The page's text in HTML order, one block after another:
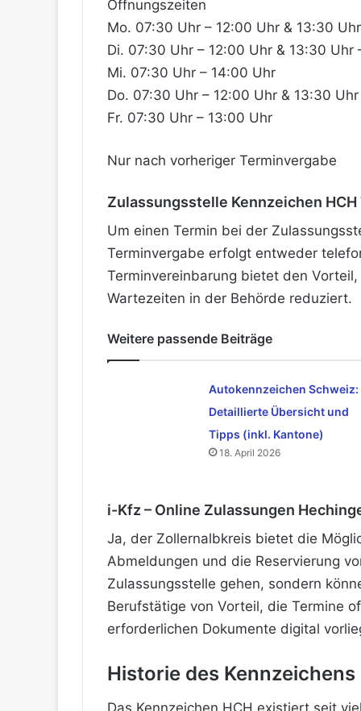
Öffnungszeiten
Mo. 07:30 Uhr – 12:00 Uhr & 13:30
Di. 07:30 Uhr – 12:00 Uhr & 13:30 Uhr
Mi. 07:30 Uhr – 14:00 Uhr
Do. 07:30 Uhr – 12:00 Uhr & 13:30
Fr. 07:30 Uhr – 13:00 Uhr
Nur nach vorheriger Terminvergabe
Zulassungsstelle Kennzeichen
Um einen Termin bei der
Terminvergabe erfolgt entweder
Terminvereinbarung bietet den
Wartezeiten in der Behörde reduziert.
Weitere passende Beiträge
Autokennzeichen Schweiz:
Detaillierte Übersicht und
Tipps (inkl. Kantone)
18. April 2026
i-Kfz – Online Zulassungen
Ja, der Zollernalbkreis bietet die
Abmeldungen und die Reservierung
Zulassungsstelle gehen, sondern
Berufstätige von Vorteil, die Termine
erforderlichen Dokumente digital
Historie des